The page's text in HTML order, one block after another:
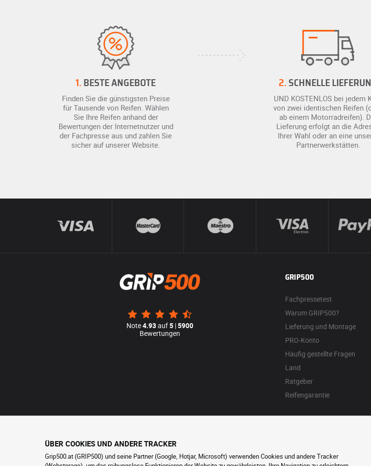
1. BESTE ANGEBOTE
Finden Sie die günstigsten Preise
für Tausende von Reifen. Wählen
Sie Ihre Reifen anhand der
Bewertungen der Internetnutzer und
der Fachpresse aus und zahlen Sie
sicher auf unserer Website.
2. SCHNELLE
UND KOSTENLOS bei jedem
von zwei identischen Reifen
ab einem Motorradreifen).
Lieferung erfolgt an die
Ihrer Wahl oder an eine
Partnerwerkstätten.
Note4.93auf5 |5900
Bewertungen
GRIP500
Fachpressetest
Warum GRIP500?
Lieferung und Montage
PRO-Konto
Häufig gestellte Fragen
Land
Ratgeber
Reifengarantie
ÜBER COOKIES UND ANDERE TRACKER
Grip500.at (GRIP500) und seine Partner (Google, Hotjar, Microsoft) verwenden Cookies und andere Tracker